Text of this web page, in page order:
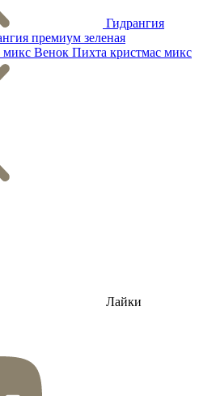
Гидрангия
Венок Пихта кристмас микс
Лайки